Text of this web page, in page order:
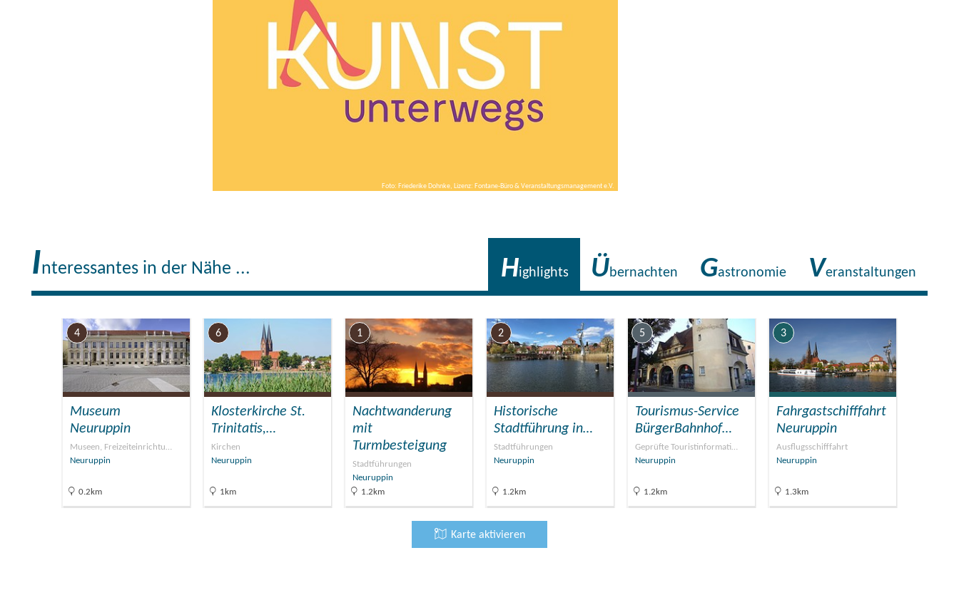
Foto: Friederike Dohnke, Lizenz: Fontane-Büro & Veranstaltungsmanagement e.V.
Interessantes in der Nähe ... Highlights Übernachten Gastronomie Veranstaltungen
4
Museum
Neuruppin
Museen, Freizeiteinrichtu…
Neuruppin
0.2km
6
Klosterkirche St.
Trinitatis,…
Kirchen
Neuruppin
1km
1
Nachtwanderung
mit
Turmbesteigung
Stadtführungen
Neuruppin
1.2km
2
Historische
Stadtführung in…
Stadtführungen
Neuruppin
1.2km
5
Tourismus-Service
BürgerBahnhof…
Geprüfte Touristinformati…
Neuruppin
1.2km
3
Fahrgastschifffahrt
Neuruppin
Ausflugsschifffahrt
Neuruppin
1.3km
Karte aktivieren